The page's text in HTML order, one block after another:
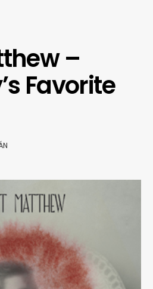
–
Favorite